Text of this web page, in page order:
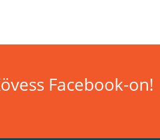
Facebook-on!